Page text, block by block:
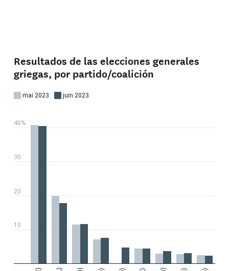
Resultados de las elecciones generales
griegas, por partido/coalición